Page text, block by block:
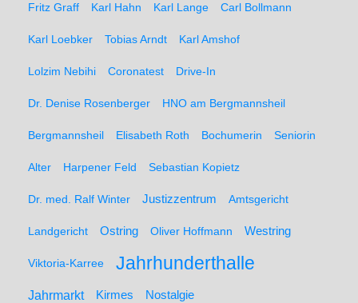
Fritz Graff Karl Hahn Karl Lange Carl Bollmann
Karl Loebker Tobias Arndt Karl Amshof
Lolzim Nebihi Coronatest Drive-In
Dr. Denise Rosenberger HNO am Bergmannsheil
Bergmannsheil Elisabeth Roth Bochumerin Seniorin
Alter Harpener Feld Sebastian Kopietz
Dr. med. Ralf Winter Justizzentrum Amtsgericht
Landgericht Ostring Oliver Hoffmann Westring
Viktoria-Karree Jahrhunderthalle
Jahrmarkt Kirmes Nostalgie